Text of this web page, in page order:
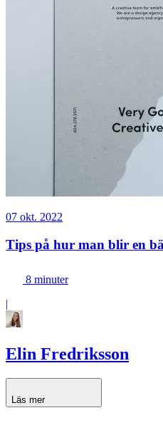
07 okt. 2022
Tips på hur man blir en
8 minuter
|
Elin Fredriksson
Läs mer